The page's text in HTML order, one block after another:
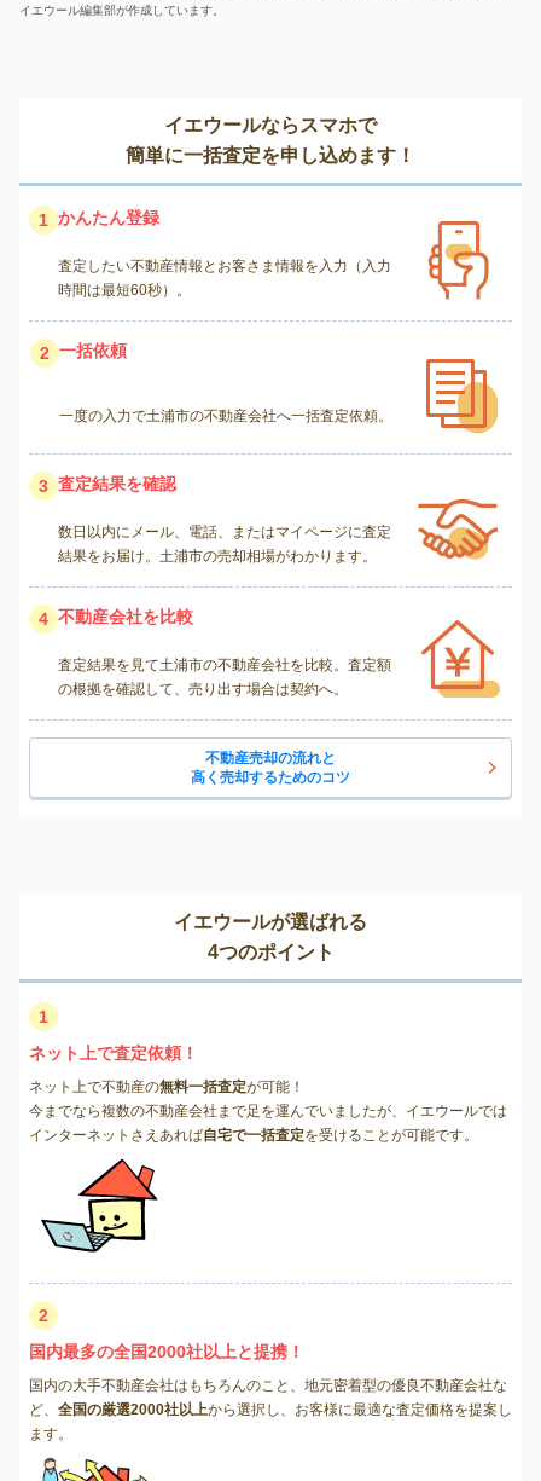
イエウール編集部が作成しています。
イエウールならスマホで
簡単に一括査定を申し込めます！
1 かんたん登録
査定したい不動産情報とお客さま情報を入力（入力
時間は最短60秒）。
2 一括依頼
一度の入力で土浦市の不動産会社へ一括査定依頼。
3 査定結果を確認
数日以内にメール、電話、またはマイページに査定
結果をお届け。土浦市の売却相場がわかります。
4 不動産会社を比較
査定結果を見て土浦市の不動産会社を比較。査定額
の根拠を確認して、売り出す場合は契約へ。
不動産売却の流れと
高く売却するためのコツ
イエウールが選ばれる
4つのポイント
1
ネット上で査定依頼！
ネット上で不動産の無料一括査定が可能！
今までなら複数の不動産会社まで足を運んでいましたが、イエウールでは
インターネットさえあれば自宅で一括査定を受けることが可能です。
2
国内最多の全国2000社以上と提携！
国内の大手不動産会社はもちろんのこと、地元密着型の優良不動産会社な
ど、 全国の厳選2000社以上から選択し、お客様に最適な査定価格を提案し
ます。